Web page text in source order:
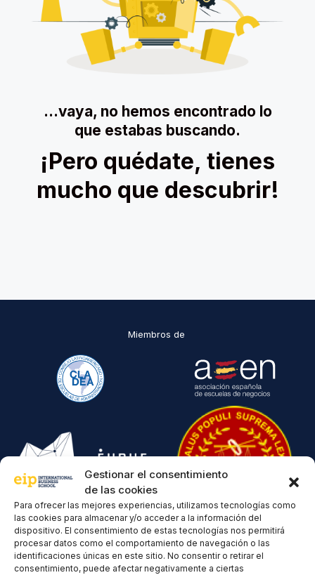
Gestionar el consentimiento
de las cookies
Para ofrecer las mejores experiencias, utilizamos tecnologías como
las cookies para almacenar y/o acceder a la información del
dispositivo. El consentimiento de estas tecnologías nos permitirá
procesar datos como el comportamiento de navegación o las
identificaciones únicas en este sitio. No consentir o retirar el
consentimiento, puede afectar negativamente a ciertas
…vaya, no hemos encontrado lo
que estabas buscando.
¡Pero quédate, tienes
mucho que descubrir!
Miembros de
Reconocimientos